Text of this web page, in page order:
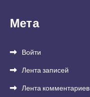
Мета
Войти
Лента записей
Лента комментариев